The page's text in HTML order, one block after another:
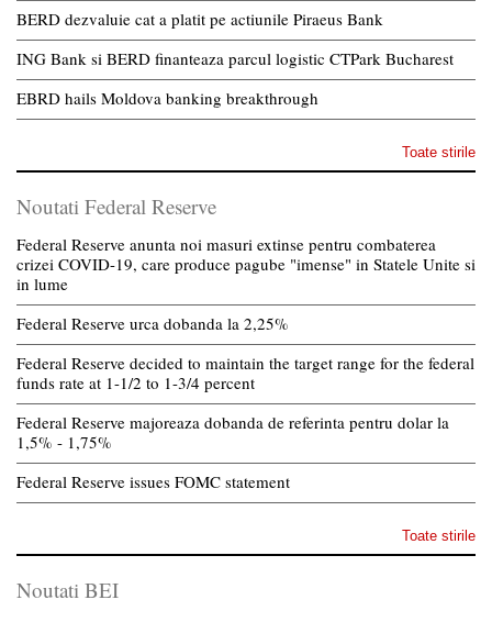
BERD dezvaluie cat a platit pe actiunile Piraeus Bank
ING Bank si BERD finanteaza parcul logistic CTPark Bucharest
EBRD hails Moldova banking breakthrough
Toate stirile
Noutati Federal Reserve
Federal Reserve anunta noi masuri extinse pentru combaterea
crizei COVID-19, care produce pagube "imense" in Statele Unite si
in lume
Federal Reserve urca dobanda la 2,25%
Federal Reserve decided to maintain the target range for the federal
funds rate at 1-1/2 to 1-3/4 percent
Federal Reserve majoreaza dobanda de referinta pentru dolar la
1,5% - 1,75%
Federal Reserve issues FOMC statement
Toate stirile
Noutati BEI